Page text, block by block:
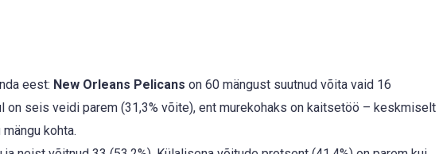
eest: New Orleans Pelicans on 60 mängust suutnud võita vaid 16
on seis veidi parem (31,3% võite), ent murekohaks on kaitsetöö – keskmiselt
kohta.